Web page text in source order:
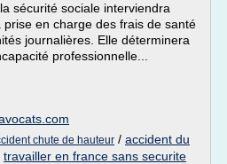
sécurité sociale interviendra
en charge des frais de santé
journalières. Elle déterminera
professionnelle...
chute de hauteur / accident du
travailler en france sans securite